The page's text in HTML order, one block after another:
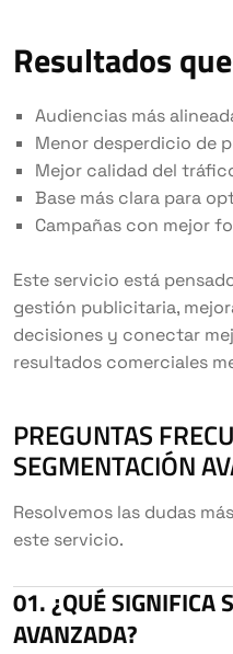
Resultados
Audiencias más
Menor desperdicio de
Mejor calidad del
Base más clara para
Campañas con mejor
Este servicio está
gestión publicitaria,
decisiones y conectar
resultados comerciales
PREGUNTAS
SEGMENTACIÓN
Resolvemos las dudas
este servicio.
¿QUÉ SIGNIFICA
AVANZADA?